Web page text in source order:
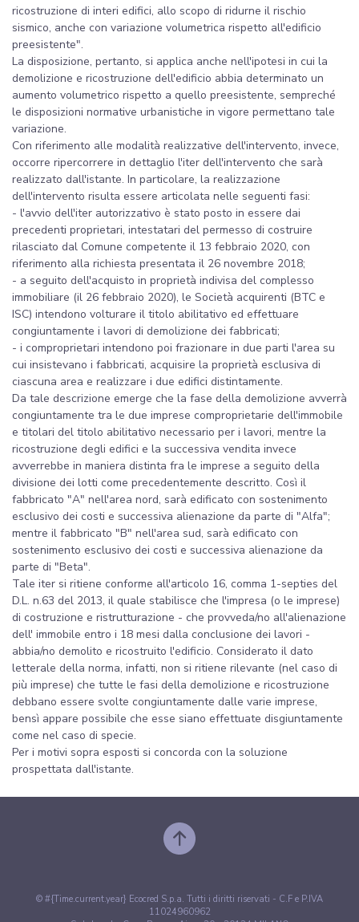
ricostruzione di interi edifici, allo scopo di ridurne il rischio
sismico, anche con variazione volumetrica rispetto all'edificio
preesistente".
La disposizione, pertanto, si applica anche nell'ipotesi in cui la
demolizione e ricostruzione dell'edificio abbia determinato un
aumento volumetrico rispetto a quello preesistente, sempreché
le disposizioni normative urbanistiche in vigore permettano tale
variazione.
Con riferimento alle modalità realizzative dell'intervento, invece,
occorre ripercorrere in dettaglio l'iter dell'intervento che sarà
realizzato dall'istante. In particolare, la realizzazione
dell'intervento risulta essere articolata nelle seguenti fasi:
- l'avvio dell'iter autorizzativo è stato posto in essere dai
precedenti proprietari, intestatari del permesso di costruire
rilasciato dal Comune competente il 13 febbraio 2020, con
riferimento alla richiesta presentata il 26 novembre 2018;
- a seguito dell'acquisto in proprietà indivisa del complesso
immobiliare (il 26 febbraio 2020), le Società acquirenti (BTC e
ISC) intendono volturare il titolo abilitativo ed effettuare
congiuntamente i lavori di demolizione dei fabbricati;
- i comproprietari intendono poi frazionare in due parti l'area su
cui insistevano i fabbricati, acquisire la proprietà esclusiva di
ciascuna area e realizzare i due edifici distintamente.
Da tale descrizione emerge che la fase della demolizione avverrà
congiuntamente tra le due imprese comproprietarie dell'immobile
e titolari del titolo abilitativo necessario per i lavori, mentre la
ricostruzione degli edifici e la successiva vendita invece
avverrebbe in maniera distinta fra le imprese a seguito della
divisione dei lotti come precedentemente descritto. Così il
fabbricato "A" nell'area nord, sarà edificato con sostenimento
esclusivo dei costi e successiva alienazione da parte di "Alfa";
mentre il fabbricato "B" nell'area sud, sarà edificato con
sostenimento esclusivo dei costi e successiva alienazione da
parte di "Beta".
Tale iter si ritiene conforme all'articolo 16, comma 1-septies del
D.L. n.63 del 2013, il quale stabilisce che l'impresa (o le imprese)
di costruzione e ristrutturazione - che provveda/no all'alienazione
dell' immobile entro i 18 mesi dalla conclusione dei lavori -
abbia/no demolito e ricostruito l'edificio. Considerato il dato
letterale della norma, infatti, non si ritiene rilevante (nel caso di
più imprese) che tutte le fasi della demolizione e ricostruzione
debbano essere svolte congiuntamente dalle varie imprese,
bensì appare possibile che esse siano effettuate disgiuntamente
come nel caso di specie.
Per i motivi sopra esposti si concorda con la soluzione
prospettata dall'istante.
© #{Time.current.year} Ecocred S.p.a. Tutti i diritti riservati - C.F e P.IVA
11024960962